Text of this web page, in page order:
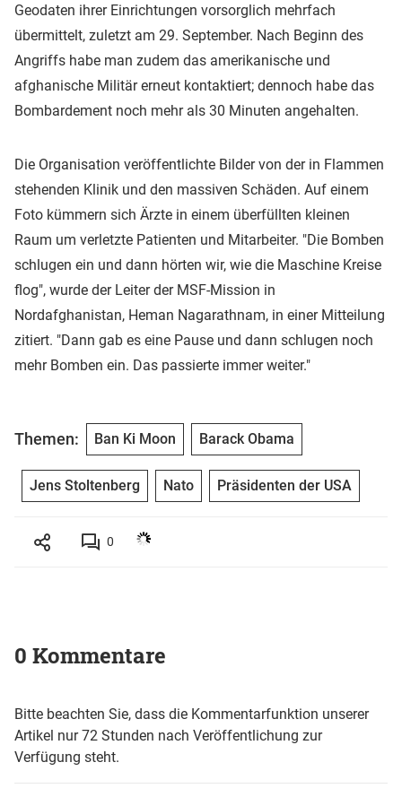
Geodaten ihrer Einrichtungen vorsorglich mehrfach
übermittelt, zuletzt am 29. September. Nach Beginn des
Angriffs habe man zudem das amerikanische und
afghanische Militär erneut kontaktiert; dennoch habe das
Bombardement noch mehr als 30 Minuten angehalten.
Die Organisation veröffentlichte Bilder von der in Flammen
stehenden Klinik und den massiven Schäden. Auf einem
Foto kümmern sich Ärzte in einem überfüllten kleinen
Raum um verletzte Patienten und Mitarbeiter. "Die Bomben
schlugen ein und dann hörten wir, wie die Maschine Kreise
flog", wurde der Leiter der MSF-Mission in
Nordafghanistan, Heman Nagarathnam, in einer Mitteilung
zitiert. "Dann gab es eine Pause und dann schlugen noch
mehr Bomben ein. Das passierte immer weiter."
Themen: Ban Ki Moon Barack Obama
Jens Stoltenberg Nato Präsidenten der USA
0
0 Kommentare
Bitte beachten Sie, dass die Kommentarfunktion unserer
Artikel nur 72 Stunden nach Veröffentlichung zur
Verfügung steht.